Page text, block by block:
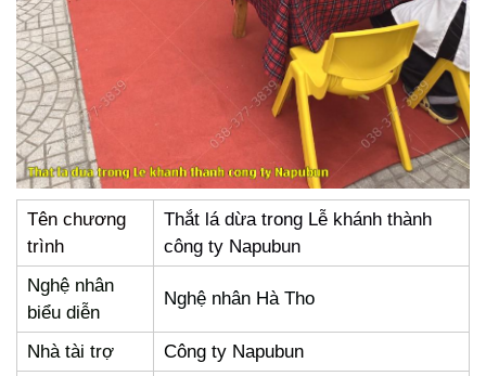
Tên chương
trình
Thắt lá dừa trong Lễ khánh thành
công ty Napubun
Nghệ nhân
biểu diễn
Nghệ nhân Hà Tho
Nhà tài trợ
Công ty Napubun